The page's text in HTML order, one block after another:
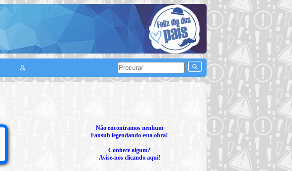
Não encontramos nenhum
Fansub legendando esta obra!
Conhece algum?
Avise-nos clicando aqui!